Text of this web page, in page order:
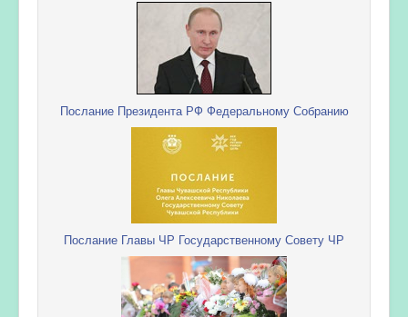
Послание Президента РФ Федеральному Собранию
Послание Главы ЧР Государственному Совету ЧР